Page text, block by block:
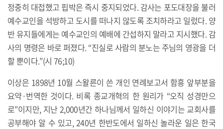
정중히 대접했고 핍박은 즉시 중지되었다. 감사는 포도대장을 불러
예수교인을 석방하고 도시를 떠나지 않도록 조치하라고 일렀다. 양
반 유지들에게는 예수교인의 예배에 간섭하지 말라고 지시했다. 감
사의 명령은 바로 퍼졌다. “진실로 사람의 분노는 주님의 영광을 더
할 뿐이다.”(시 76;10)
이상은 1898년 10월 스왈른이 쓴 개인 연례보고서 함흥 앞부분을
요약·번역한 것이다. 비록 종교개혁의 한 원리가 “오직 성경만으
로”이지만, 지난 2,000년간 하나님께서 일하신 이야기는 교회사를
공부해야 알 수 있고, 240년 한반도에서 일하신 놀라운 일은 한국